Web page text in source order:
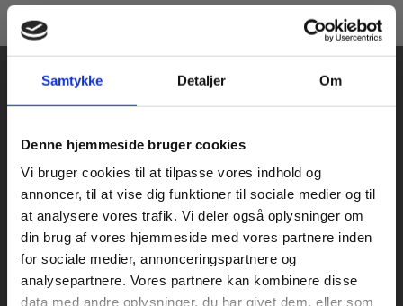
Samtykke Detaljer Om
Denne hjemmeside bruger cookies
Vi bruger cookies til at tilpasse vores indhold og
annoncer, til at vise dig funktioner til sociale medier og til
at analysere vores trafik. Vi deler også oplysninger om
din brug af vores hjemmeside med vores partnere inden
for sociale medier, annonceringspartnere og
analysepartnere. Vores partnere kan kombinere disse
data med andre oplysninger, du har givet dem, eller som
Praxis Forlag A/S
CVR 41280921
København
Vognmagergade 7, 5. sal
1120 København K
Køb læremidler og find masterclasses mm.
Fortsæt som:
For privatkunder og
studerende. Du får
For institutioner og
virksomheder. Du